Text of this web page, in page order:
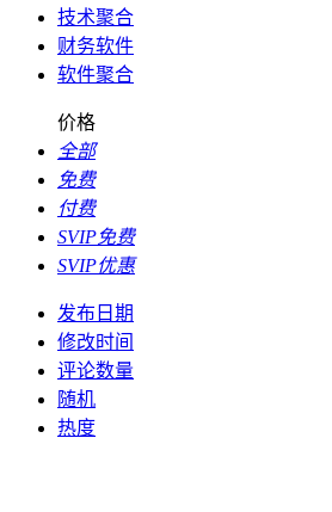
技术聚合
财务软件
软件聚合
价格
全部
免费
付费
SVIP免费
SVIP优惠
发布日期
修改时间
评论数量
随机
热度